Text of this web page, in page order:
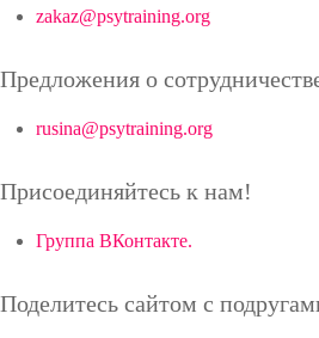
zakaz@psytraining.org
Предложения о
rusina@psytraining.org
Присоединяйтесь к нам!
Группа ВКонтакте.
Поделитесь сайтом с